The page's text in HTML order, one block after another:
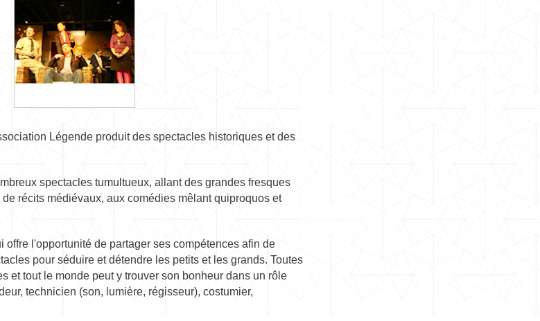
Légende produit des spectacles historiques et des
spectacles tumultueux, allant des grandes fresques
récits médiévaux, aux comédies mêlant quiproquos et
offre l'opportunité de partager ses compétences afin de
pour séduire et détendre les petits et les grands. Toutes
et tout le monde peut y trouver son bonheur dans un rôle
technicien (son, lumière, régisseur), costumier,